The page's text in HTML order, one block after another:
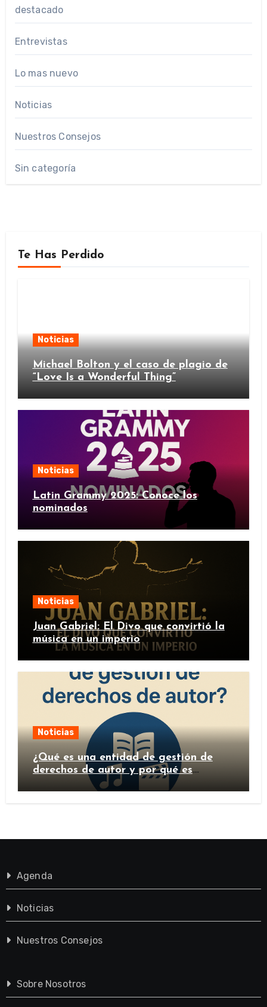
destacado
Entrevistas
Lo mas nuevo
Noticias
Nuestros Consejos
Sin categoría
Te Has Perdido
Noticias
Michael Bolton y el caso de plagio de
“Love Is a Wonderful Thing”
Noticias
Latin Grammy 2025: Conoce los
nominados
Noticias
Juan Gabriel: El Divo que convirtió la
música en un imperio
Noticias
¿Qué es una entidad de gestión de
derechos de autor y por qué es
importante?
Agenda
Noticias
Nuestros Consejos
Sobre Nosotros